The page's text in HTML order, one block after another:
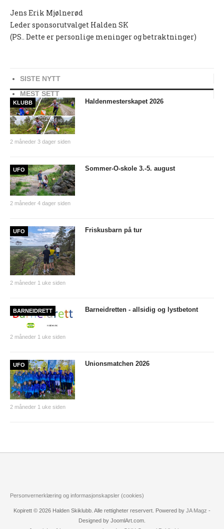
KONTAKTADRESSER
HANDLINGSDOKUMENT
Tiomila "Hall of Fame"
Statistikk Jukola
25-manna
VM Historikk
Junior-VM
NM-historikk
WMOC2003
Jubileumskalender
Grottaprisen
INTERN KOMMUNIKASJON
LOVER OG REGLER
Politiattest
HSKs lov
Retningslinjer mot seksuell trakassering og overgrep i
ÅRSBERETNINGER
HISTORISK
Jens Erik Mjølnerød
Leder sponsorutvalget Halden SK
(PS.. Dette er personlige meninger og betraktninger)
SISTE NYTT
MEST SETT
KLUBB
2 måneder 3 dager siden
Haldenmesterskapet 2026
UFO
2 måneder 4 dager siden
Sommer-O-skole 3.-5. august
UFO
2 måneder 1 uke siden
Friskusbarn på tur
BARNEIDRETT
2 måneder 1 uke siden
Barneidretten - allsidig og lystbetont
UFO
2 måneder 1 uke siden
Unionsmatchen 2026
Personvernerklæring og informasjonskapsler (cookies)
Kopirett © 2026 Halden Skiklubb. Alle rettigheter reservert. Powered by JA Magz -
Designed by JoomlArt.com.